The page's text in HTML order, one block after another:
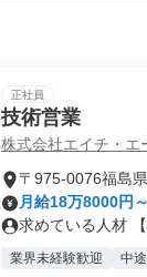
正社員
技術営業
株式会社エイチ・エ
〒975-0076福島
月給18万8000円
求めている人材
業界未経験歓迎 中